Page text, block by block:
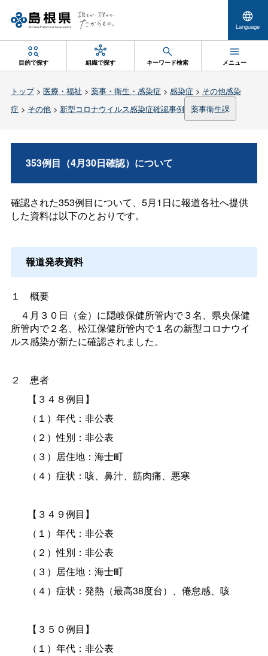
Language
目的で探す 組織で探す キーワード検索 メニュー
トップ> 医療・福祉 > 薬事・衛生・感染症 > 感染症 > その他感染
症 > その他> 新型コロナウイルス感染症確認事例 薬事衛生課
353例目（4月30日確認）について
確認された353例目について、5月1日に報道各社へ提供
した資料は以下のとおりです。
報道発表資料
１ 概要
４月３０日（金）に隠岐保健所管内で３名、県央保健
所管内で２名、松江保健所管内で１名の新型コロナウイ
ルス感染が新たに確認されました。
２ 患者
【３４８例目】
（１）年代：非公表
（２）性別：非公表
（３）居住地：海士町
（４）症状：咳、鼻汁、筋肉痛、悪寒
【３４９例目】
（１）年代：非公表
（２）性別：非公表
（３）居住地：海士町
（４）症状：発熱（最高38度台）、倦怠感、咳
【３５０例目】
（１）年代：非公表